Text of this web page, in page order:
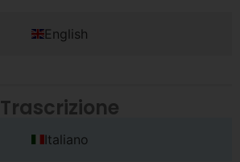
English
Trascrizione
Italiano